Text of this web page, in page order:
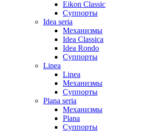
Eikon Classic
Суппорты
Idea seria
Механизмы
Idea Classica
Idea Rondo
Суппорты
Linea
Linea
Механизмы
Суппорты
Plana seria
Механизмы
Plana
Суппорты